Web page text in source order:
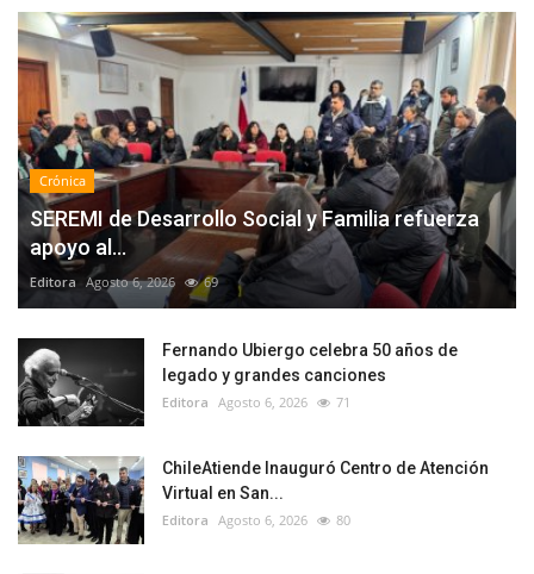
Crónica
SEREMI de Desarrollo Social y Familia refuerza
apoyo al...
Editora Agosto 6, 2026 69
Fernando Ubiergo celebra 50 años de
legado y grandes canciones
Editora Agosto 6, 2026 71
ChileAtiende Inauguró Centro de Atención
Virtual en San...
Editora Agosto 6, 2026 80